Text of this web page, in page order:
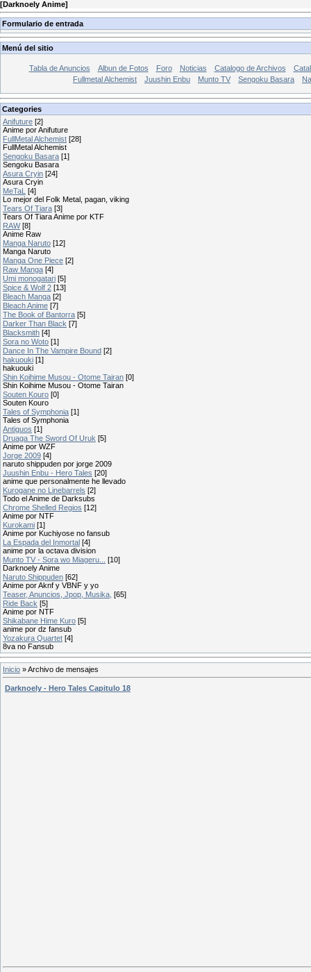
[Darknoely Anime]
Formulario de entrada
Menú del sitio
Tabla de Anuncios Albun de Fotos Foro Noticias Catalogo de Archivos
Fullmetal Alchemist
Juushin Enbu Munto TV Sengoku Basara
Categories
Anifuture [2]
Anime por Anifuture
FullMetal Alchemist [28]
FullMetal Alchemist
Sengoku Basara [1]
Sengoku Basara
Asura Cryin [24]
Asura Cryin
MeTaL [4]
Lo mejor del Folk Metal, pagan, viking
Tears Of Tiara [3]
Tears Of Tiara Anime por KTF
RAW [8]
Anime Raw
Manga Naruto [12]
Manga Naruto
Manga One Piece [2]
Raw Manga [4]
Umi monogatari [5]
Spice & Wolf 2 [13]
Bleach Manga [2]
Bleach Anime [7]
The Book of Bantorra [5]
Darker Than Black [7]
Blacksmith [4]
Sora no Woto [1]
Dance In The Vampire Bound [2]
hakuouki [1]
hakuouki
Shin Koihime Musou - Otome Tairan [0]
Shin Koihime Musou - Otome Tairan
Souten Kouro [0]
Souten Kouro
Tales of Symphonia [1]
Tales of Symphonia
Antiguos [1]
Druaga The Sword Of Uruk [5]
Anime por WZF
Jorge 2009 [4]
naruto shippuden por jorge 2009
Juushin Enbu - Hero Tales [20]
anime que personalmente he llevado
Kurogane no Linebarrels [2]
Todo el Anime de Darksubs
Chrome Shelled Regios [12]
Anime por NTF
Kurokami [1]
Anime por Kuchiyose no fansub
La Espada del Inmortal [4]
anime por la octava division
Munto TV - Sora wo Miageru...
[10]
Darknoely Anime
Naruto Shippuden [62]
Anime por Aknf y VBNF y yo
Teaser, Anuncios, Jpop, Musika, [65]
Ride Back [5]
Anime por NTF
Shikabane Hime Kuro [5]
anime por dz fansub
Yozakura Quartet [4]
8va no Fansub
Inicio »Archivo de mensajes
Darknoely - Hero Tales Capitulo 18